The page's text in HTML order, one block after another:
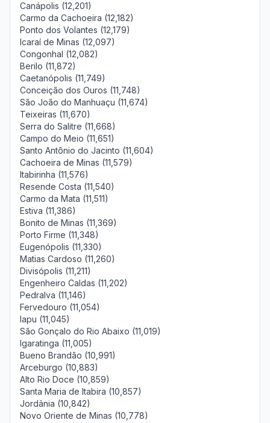
Canápolis (12,201)
Carmo da Cachoeira (12,182)
Ponto dos Volantes (12,179)
Icaraí de Minas (12,097)
Congonhal (12,082)
Berilo (11,872)
Caetanópolis (11,749)
Conceição dos Ouros (11,748)
São João do Manhuaçu (11,674)
Teixeiras (11,670)
Serra do Salitre (11,668)
Campo do Meio (11,651)
Santo Antônio do Jacinto (11,604)
Cachoeira de Minas (11,579)
Itabirinha (11,576)
Resende Costa (11,540)
Carmo da Mata (11,511)
Estiva (11,386)
Bonito de Minas (11,369)
Porto Firme (11,348)
Eugenópolis (11,330)
Matias Cardoso (11,260)
Divisópolis (11,211)
Engenheiro Caldas (11,202)
Pedralva (11,146)
Fervedouro (11,054)
Iapu (11,045)
São Gonçalo do Rio Abaixo (11,019)
Igaratinga (11,005)
Bueno Brandão (10,991)
Arceburgo (10,883)
Alto Rio Doce (10,859)
Santa Maria de Itabira (10,857)
Jordânia (10,842)
Novo Oriente de Minas (10,778)